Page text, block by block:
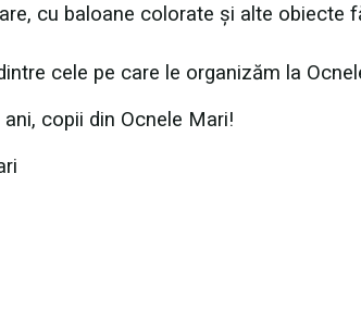
cu baloane colorate și alte obiecte
cele pe care le organizăm la
copii din Ocnele Mari!